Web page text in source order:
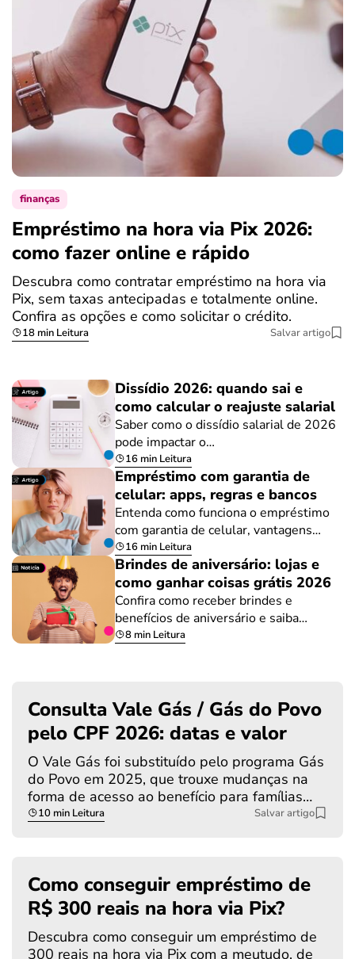
finanças
Empréstimo na hora via Pix 2026:
como fazer online e rápido
Descubra como contratar empréstimo na hora via
Pix, sem taxas antecipadas e totalmente online.
Confira as opções e como solicitar o crédito.
18 min Leitura Salvar artigo
Dissídio 2026: quando sai e
como calcular o reajuste salarial
Saber como o dissídio salarial de 2026
pode impactar o…
16 min Leitura
Empréstimo com garantia de
celular: apps, regras e bancos
Entenda como funciona o empréstimo
com garantia de celular, vantagens…
16 min Leitura
Brindes de aniversário: lojas e
como ganhar coisas grátis 2026
Confira como receber brindes e
benefícios de aniversário e saiba…
8 min Leitura
Consulta Vale Gás / Gás do Povo
pelo CPF 2026: datas e valor
O Vale Gás foi substituído pelo programa Gás
do Povo em 2025, que trouxe mudanças na
forma de acesso ao benefício para famílias…
10 min Leitura Salvar artigo
Como conseguir empréstimo de
R$ 300 reais na hora via Pix?
Descubra como conseguir um empréstimo de
300 reais na hora via Pix com a meutudo, de